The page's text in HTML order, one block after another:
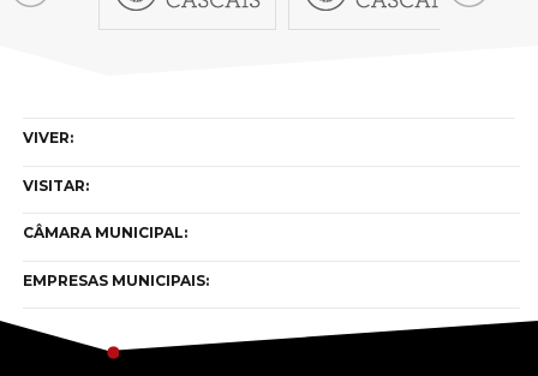
VIVER:
VISITAR:
CÂMARA MUNICIPAL:
EMPRESAS MUNICIPAIS: